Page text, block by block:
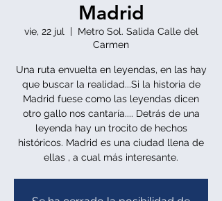
Madrid
vie, 22 jul
  |
Metro Sol. Salida Calle del
Carmen
Una ruta envuelta en leyendas, en las hay
que buscar la realidad...Si la historia de
Madrid fuese como las leyendas dicen
otro gallo nos cantaría.... Detrás de una
leyenda hay un trocito de hechos
históricos. Madrid es una ciudad llena de
ellas , a cual más interesante.